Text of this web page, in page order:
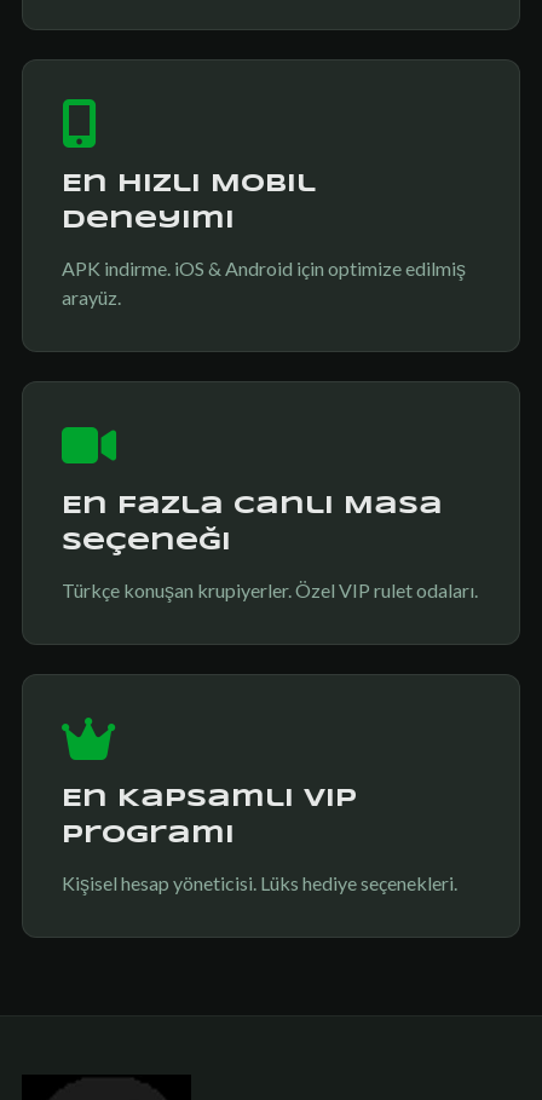
En Hızlı Mobil
Deneyimi
APK indirme. iOS & Android için optimize edilmiş
arayüz.
En Fazla Canlı Masa
Seçeneği
Türkçe konuşan krupiyerler. Özel VIP rulet odaları.
En Kapsamlı VIP
Programı
Kişisel hesap yöneticisi. Lüks hediye seçenekleri.